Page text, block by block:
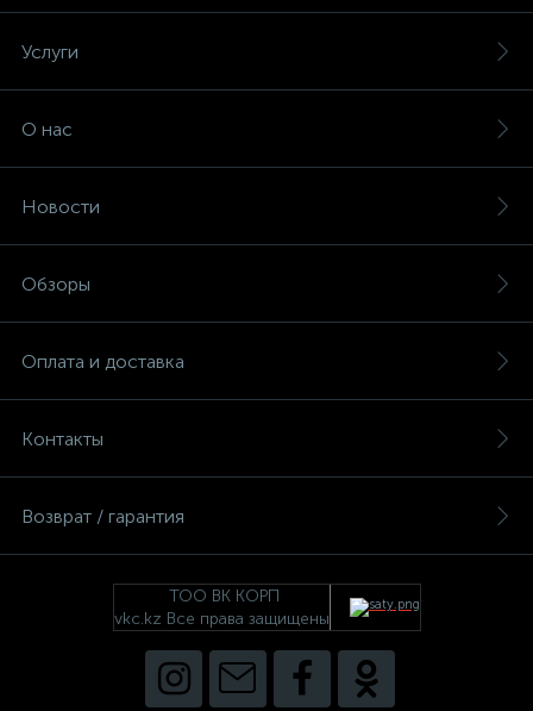
Услуги
О нас
Новости
Обзоры
Оплата и доставка
Контакты
Возврат / гарантия
ТОО ВК КОРП
vkc.kz Все права защищены